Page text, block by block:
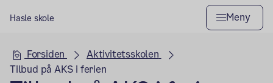
Hasle skole Meny
Hovedseksjon
Forsiden
Aktivitetsskolen
Tilbud på AKS i ferien